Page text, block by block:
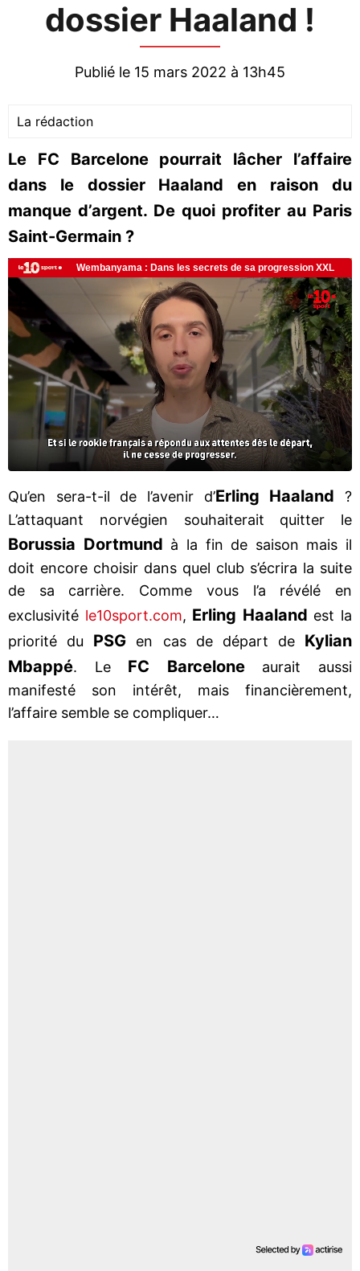
dossier Haaland !
Publié le 15 mars 2022 à 13h45
La rédaction
Le FC Barcelone pourrait lâcher l’affaire
dans le dossier Haaland en raison du
manque d’argent. De quoi profiter au Paris
Saint-Germain ?
Qu’en sera-t-il de l’avenir d’Erling Haaland ?
L’attaquant norvégien souhaiterait quitter le
Borussia Dortmund à la fin de saison mais il
doit encore choisir dans quel club s’écrira la suite
de sa carrière. Comme vous l’a révélé en
exclusivité le10sport.com, Erling Haaland est la
priorité du PSG en cas de départ de Kylian
Mbappé. Le FC Barceloneaurait aussi
manifesté son intérêt, mais financièrement,
l’affaire semble se compliquer…